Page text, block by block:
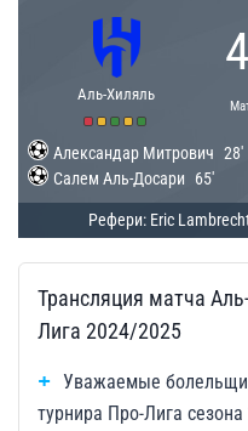
Аль-Хиляль
4
Александар Митрович 28'
Салем Аль-Досари
65'
Рефери: Eric
Трансляция матча
Лига 2024/2025
Уважаемые
турнира Про-Лига